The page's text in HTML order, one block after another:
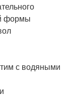
формы
с водяными